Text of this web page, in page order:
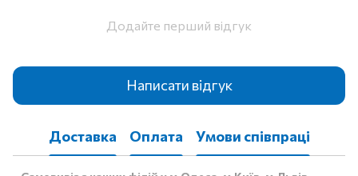
Додайте перший відгук
Написати відгук
Доставка Оплата Умови співпраці